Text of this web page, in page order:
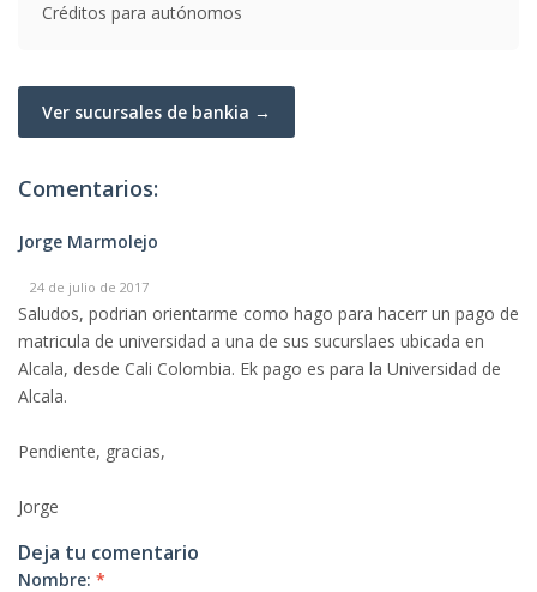
Créditos para autónomos
Ver sucursales de bankia →
Comentarios:
Jorge Marmolejo
24 de julio de 2017
Saludos, podrian orientarme como hago para hacerr un pago de
matricula de universidad a una de sus sucurslaes ubicada en
Alcala, desde Cali Colombia. Ek pago es para la Universidad de
Alcala.
Pendiente, gracias,
Jorge
Deja tu comentario
Nombre: *